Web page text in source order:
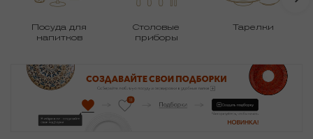
Посуда для
напитков
Столовые
приборы
Тарелки